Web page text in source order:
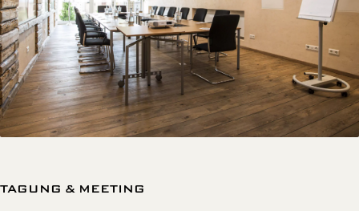
TAGUNG & MEETING